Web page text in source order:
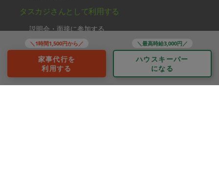
＼1時間1,500円から／
家事代行を
利用する
＼最高時給3,000円／
ハウスキーパー
になる
タスカジさんとして利用する
説明会・面接に参加する
運営・規約
運営会社
プライバシーポリシー